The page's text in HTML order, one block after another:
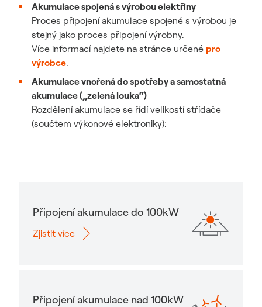
Akumulace spojená s výrobou elektřiny
Proces připojení akumulace spojené s výrobou je
stejný jako proces připojení výrobny.
Více informací najdete na stránce určené pro
výrobce.
Akumulace vnořená do spotřeby a samostatná
akumulace („zelená louka“)
Rozdělení akumulace se řídí velikostí střídače
(součtem výkonové elektroniky):
Připojení akumulace do 100kW
Zjistit více
Připojení akumulace nad 100kW